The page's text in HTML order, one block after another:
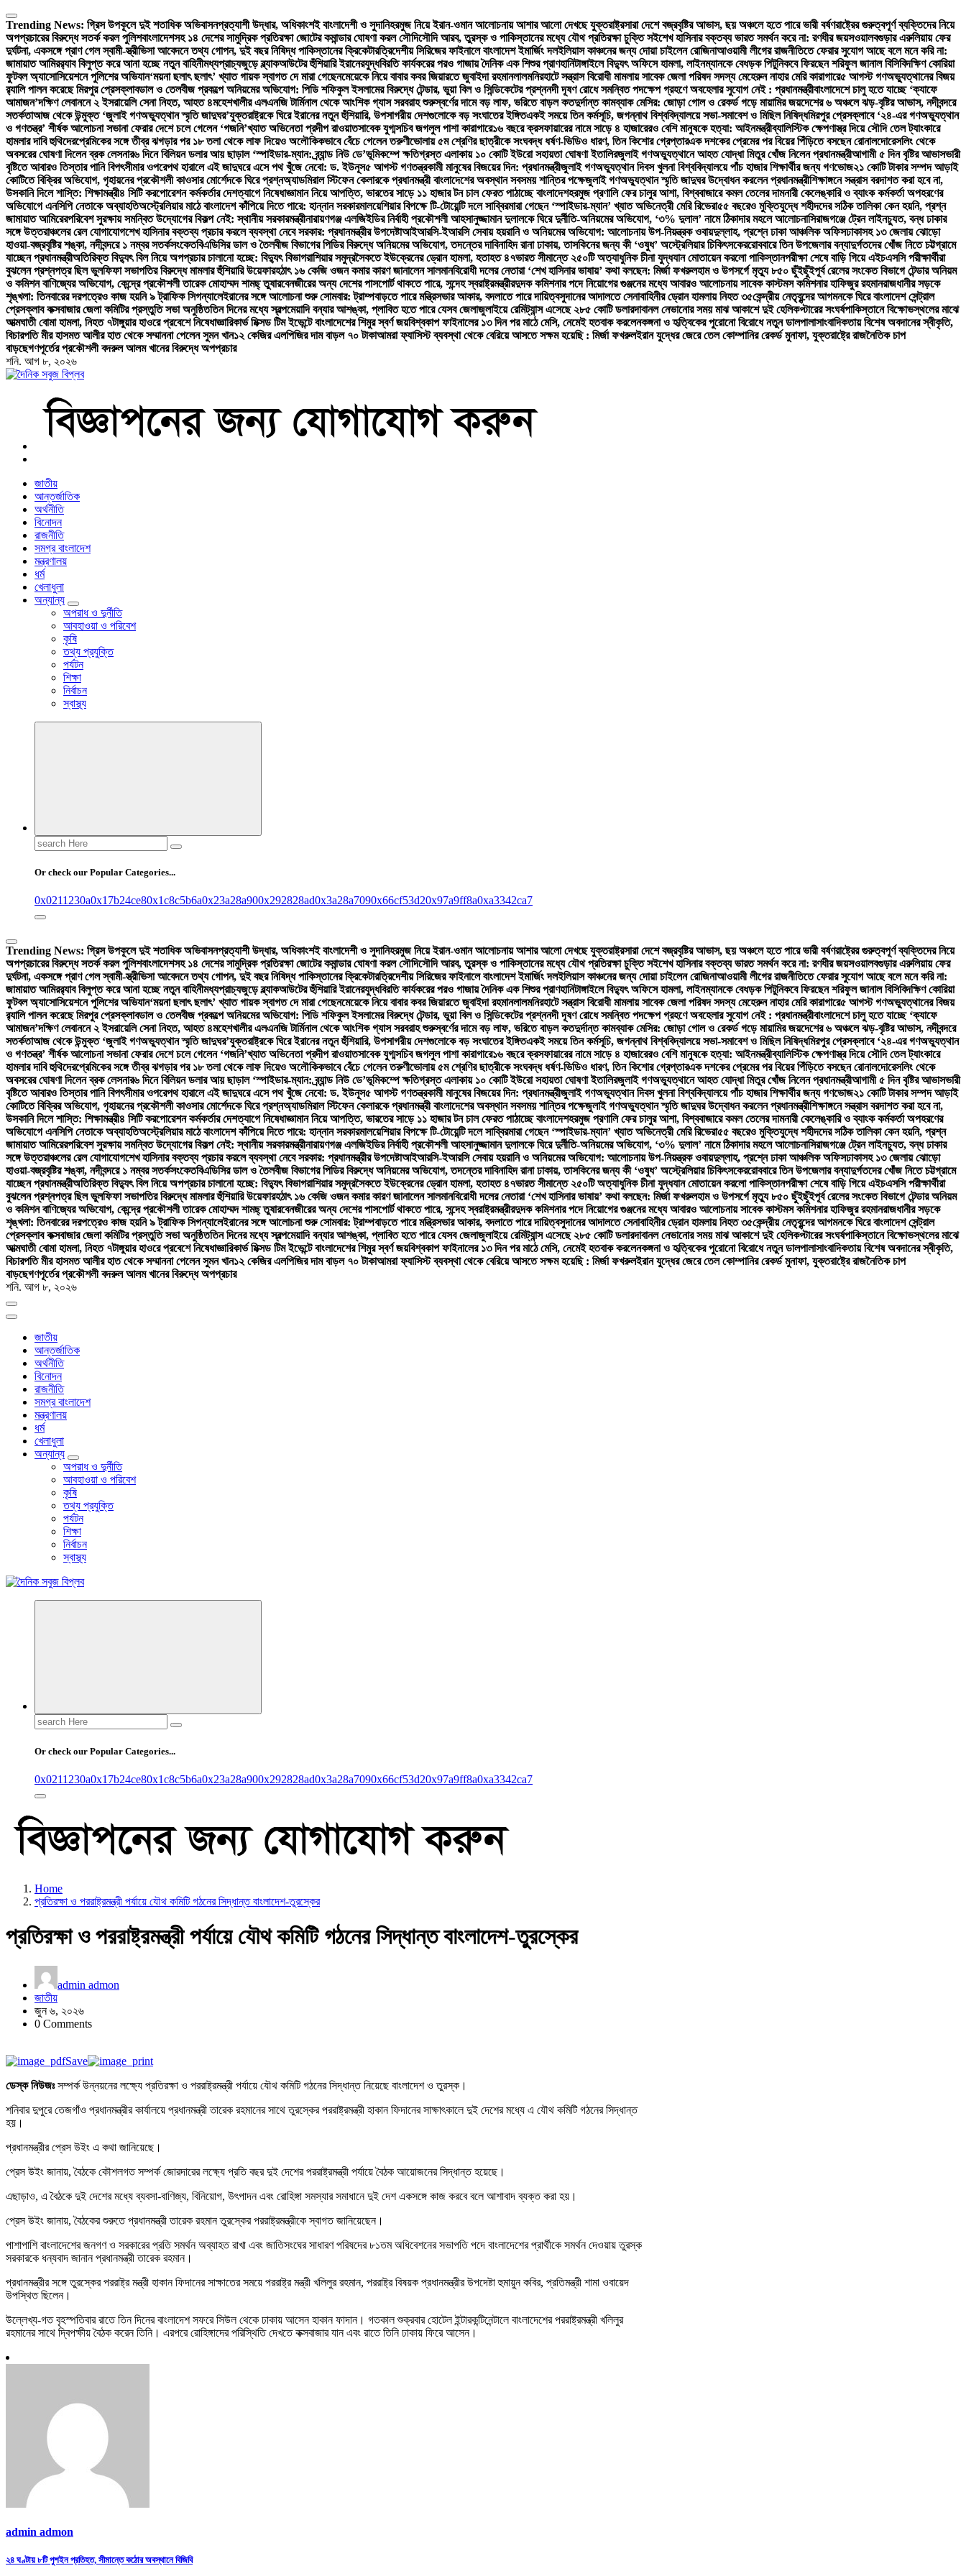
Skip
to
content
Trending News: গ্রিস উপকূলে দুই শতাধিক অভিবাসনপ্রত্যাশী উদ্ধার, অধিকাংশই বাংলাদেশী ও সুদানিহরমুজ নিয়ে ইরান-ওমান আলোচনায় আশার আলো দেখছে যুক্তরাষ্ট্রসারা দেশে বজ্রবৃষ্টির আভাস, ছয় অঞ্চলে হতে পারে ভারী বর্ষণরাষ্ট্রের গুরুত্বপূর্ণ ব্যক্তিদের নিয়ে
অপপ্রচারের বিরুদ্ধে সতর্ক করল পুলিশবাংলাদেশসহ ১৪ দেশের সামুদ্রিক প্রতিরক্ষা জোটের কমান্ডার ঘোষণা করল সৌদিসৌদি আরব, তুরস্ক ও পাকিস্তানের মধ্যে যৌথ প্রতিরক্ষা চুক্তি সইশেখ হাসিনার বক্তব্য ভারত সমর্থন করে না: রণধীর জয়সওয়ালবগুড়ার এরুলিয়ায় ফের
দুর্ঘটনা, একসঙ্গে প্রাণ গেল স্বামী-স্ত্রীভিসা আবেদনে তথ্য গোপন, দুই বছর নিষিদ্ধ পাকিস্তানের ক্রিকেটারত্রিদেশীয় সিরিজের ফাইনালে বাংলাদেশ ইমার্জিং দলইলিয়াস কাঞ্চনের জন্য দোয়া চাইলেন রোজিনাআওয়ামী লীগের রাজনীতিতে ফেরার সুযোগ আছে বলে মনে করি না:
জামায়াত আমিরর‍্যাব বিলুপ্ত করে আনা হচ্ছে নতুন বাহিনীমধ্যপ্রাচ্যজুড়ে ব্ল্যাকআউটের হুঁশিয়ারি ইরানেরযুদ্ধবিরতি কার্যকরের পরও গাজায় দৈনিক এক শিশুর প্রাণহানিটাঙ্গাইলে বিদ্যুৎ অফিসে হামলা, লাইনম্যানকে বেধড়ক পিটুনিকবে ফিরছেন শরিফুল জানাল বিসিবিদক্ষিণ কোরিয়া
ফুটবল অ্যাসোসিয়েশনে পুলিশের অভিযান‘ময়না ছলাৎ ছলাৎ’ খ্যাত গায়ক স্বাগত দে মারা গেছেনমেয়েকে নিয়ে বাবার কবর জিয়ারতে জুবাইদা রহমানলালমনিরহাটে সন্ত্রাস বিরোধী মামলায় সাবেক জেলা পরিষদ সদস্য মেহেরুন নাহার মেরি কারাগারে৫ আগস্ট গণঅভ্যুত্থানের বিজয়
র‍্যালি পালন করেছে মিরপুর প্রেসক্লাবডাল ও তেলবীজ প্রকল্পে অনিয়মের অভিযোগ: পিডি শফিকুল ইসলামের বিরুদ্ধে টেন্ডার, ভুয়া বিল ও সিন্ডিকেটের প্রশ্ননদী দূষণ রোধে সমন্বিত পদক্ষেপ গ্রহণে অবহেলার সুযোগ নেই : প্রধানমন্ত্রীবাংলাদেশে চালু হতে যাচ্ছে ‘ক্যাফে
আমাজন’দক্ষিণ লেবাননে ২ ইসরায়েলি সেনা নিহত, আহত ৪মহেশখালীর এলএনজি টার্মিনাল থেকে আংশিক গ্যাস সরবরাহ শুরুস্বর্ণের দামে বড় লাফ, ভরিতে বাড়ল কতদুর্দান্ত কামব্যাক মেসির: জোড়া গোল ও রেকর্ড গড়ে মায়ামির জয়দেশের ৬ অঞ্চলে ঝড়-বৃষ্টির আভাস, নদীবন্দরে
সতর্কতাআজ থেকে উন্মুক্ত ‘জুলাই গণঅভ্যুত্থান স্মৃতি জাদুঘর’যুক্তরাষ্ট্রকে ঘিরে ইরানের নতুন হুঁশিয়ারি, উপসাগরীয় দেশগুলোকে বড় সংঘাতের ইঙ্গিতএকই সময়ে তিন কর্মসূচি, জগন্নাথ বিশ্ববিদ্যালয়ে সভা-সমাবেশ ও মিছিল নিষিদ্ধমিরপুর প্রেসক্লাবে ‘২৪-এর গণঅভ্যুত্থান
ও গণতন্ত্র’ শীর্ষক আলোচনা সভানা ফেরার দেশে চলে গেলেন ‘গজনি’খ্যাত অভিনেতা প্রদীপ রাওয়াতসাবেক যুগ্মসচিব জগলুল পাশা কারাগারে১৬ বছরে ক্রসফায়ারের নামে সাড়ে ৪ হাজারেরও বেশি মানুষকে হত্যা: আইনমন্ত্রীব্যালিস্টিক ক্ষেপণাস্ত্র দিয়ে সৌদি তেল ট্যাংকারে
হামলার দাবি হুথিদেরপ্রেমিকের সঙ্গে তীব্র ঝগড়ার পর ১৮ তলা থেকে লাফ দিয়েও অলৌকিকভাবে বেঁচে গেলেন তরুণীভোলায় ৫ম শ্রেণির ছাত্রীকে সংঘবদ্ধ ধর্ষণ-ভিডিও ধারণ, তিন কিশোর গ্রেপ্তারএক দশকের প্রেমের পর বিয়ের পিঁড়িতে বসছেন রোনালদোরেসলিং থেকে
অবসরের ঘোষণা দিলেন ব্রক লেসনার৬ দিনে বিলিয়ন ডলার আয় ছাড়াল ‘স্পাইডার-ম্যান: ব্র্যান্ড নিউ ডে’ভূমিকম্পে ক্ষতিগ্রস্ত এলাকায় ১০ কোটি ইউরো সহায়তা ঘোষণা ইতালিরজুলাই গণঅভ্যুত্থানে আহত যোদ্ধা মিতুর খোঁজ নিলেন প্রধানমন্ত্রীআগামী ৫ দিন বৃষ্টির আভাসভারী
বৃষ্টিতে আবারও তিস্তার পানি বিপৎসীমার ওপরেপথ হারালে এই জাদুঘরে এসে পথ খুঁজে নেবো: ড. ইউনূস৫ আগস্ট গণতন্ত্রকামী মানুষের বিজয়ের দিন: প্রধানমন্ত্রীজুলাই গণঅভ্যুত্থান দিবস খুলনা বিশ্ববিদ্যালয়ে পাঁচ হাজার শিক্ষার্থীর জন্য গণভোজ২১ কোটি টাকার সম্পদ আড়াই
কোটিতে বিক্রির অভিযোগ, গৃহায়নের প্রকৌশলী কাওসার মোর্শেদকে ঘিরে প্রশ্নঅ্যাডমিরাল স্টিফেন কেলারকে প্রধানমন্ত্রী বাংলাদেশের অবস্থান সবসময় শান্তির পক্ষেজুলাই গণঅভ্যুত্থান স্মৃতি জাদুঘর উদ্বোধন করলেন প্রধানমন্ত্রীশিক্ষাঙ্গনে সন্ত্রাস বরদাশত করা হবে না,
উসকানি দিলে শাস্তি: শিক্ষামন্ত্রী৪ সিটি করপোরেশন কর্মকর্তার দেশত্যাগে নিষেধাজ্ঞামান নিয়ে আপত্তি, ভারতের সাড়ে ১১ হাজার টন চাল ফেরত পাঠাচ্ছে বাংলাদেশহরমুজ প্রণালি ফের চালুর আশা, বিশ্ববাজারে কমল তেলের দামনারী কেলেঙ্কারি ও ব্যাংক কর্মকর্তা অপহরণের
অভিযোগে এনসিপি নেতাকে অব্যাহতিঅস্ট্রেলিয়ার মাঠে বাংলাদেশ কাঁপিয়ে দিতে পারে: হান্নান সরকারমালয়েশিয়ার বিপক্ষে টি-টোয়েন্টি দলে সাব্বিরমারা গেছেন ‘স্পাইডার-ম্যান’ খ্যাত অভিনেত্রী মেরি রিভেরা৫৫ বছরেও মুক্তিযুদ্ধে শহীদদের সঠিক তালিকা কেন হয়নি, প্রশ্ন
জামায়াত আমিরেরপরিবেশ সুরক্ষায় সমন্বিত উদ্যোগের বিকল্প নেই: স্থানীয় সরকারমন্ত্রীনারায়ণগঞ্জ এলজিইডির নির্বাহী প্রকৌশলী আহসানুজ্জামান দুলালকে ঘিরে দুর্নীতি-অনিয়মের অভিযোগ, ‘৩% দুলাল’ নামে ঠিকাদার মহলে আলোচনাসিরাজগঞ্জে ট্রেন লাইনচ্যুত, বন্ধ ঢাকার
সঙ্গে উত্তরাঞ্চলের রেল যোগাযোগশেখ হাসিনার বক্তব্য প্রচার করলে ব্যবস্থা নেবে সরকার: প্রধানমন্ত্রীর উপদেষ্টাআইআরসি-ইআরসি সেবায় হয়রানি ও অনিয়মের অভিযোগ: আলোচনায় উপ-নিয়ন্ত্রক ওবায়দুল্লাহ, প্রশ্নে ঢাকা আঞ্চলিক অফিসঢাকাসহ ১৩ জেলায় ঝোড়ো
হাওয়া-বজ্রবৃষ্টির শঙ্কা, নদীবন্দরে ১ নম্বর সতর্কসংকেতবিএডিসির ডাল ও তৈলবীজ বিভাগের পিডির বিরুদ্ধে অনিয়মের অভিযোগ, তদন্তের দাবিনাহিদ রানা ঢাকায়, তাসকিনের জন্য কী ‘ওষুধ’ অস্ট্রেলিয়ার চিকিৎসকেররোববারে তিন উপজেলার বন্যাদুর্গতদের খোঁজ নিতে চট্টগ্রামে
যাচ্ছেন প্রধানমন্ত্রীঅতিরিক্ত বিদ্যুৎ বিল নিয়ে অপপ্রচার চালানো হচ্ছে: বিদ্যুৎ বিভাগরাশিয়ার সমুদ্রসৈকতে ইউক্রেনের ড্রোন হামলা, হতাহত ৪৭ভারত সীমান্তে ২৫০টি অত্যাধুনিক চীনা যুদ্ধযান মোতায়েন করলো পাকিস্তানপরীক্ষা শেষে বাড়ি গিয়ে এইচএসসি পরীক্ষার্থীরা
বুঝলেন প্রশ্নপত্র ছিল ভুলফিফা সভাপতির বিরুদ্ধে মামলার হুঁশিয়ারি উয়েফারহঠাৎ ১৬ কেজি ওজন কমার কারণ জানালেন সালমানবিরোধী দলের নেতারা ‘শেখ হাসিনার ভাষায়’ কথা বলছেন: মির্জা ফখরুলহাম ও উপসর্গে মৃত্যু ৮৫০ ছুঁইছুঁইপূর্ব রেলের সংকেত বিভাগে টেন্ডার অনিয়ম
ও কমিশন বাণিজ্যের অভিযোগ, কেন্দ্রে প্রকৌশলী তারেক মোহাম্মদ শামছ্ তুষারবেনজীরের অন্য দেশের পাসপোর্ট থাকতে পারে, সন্দেহ স্বরাষ্ট্রমন্ত্রীরদুদক কমিশনার পদে নিয়োগের গুঞ্জনের মধ্যে আবারও আলোচনায় সাবেক কাস্টমস কমিশনার হাফিজুর রহমানরাজধানীর সড়কে
শৃঙ্খলা: তিনবারের দরপত্রেও কাজ হয়নি ৯ ট্রাফিক সিগন্যালেইরানের সঙ্গে আলোচনা শুরু সোমবার: ট্রাম্পবাড়তে পারে মন্ত্রিসভার আকার, বদলাতে পারে দায়িত্বসুদানের আদালতে সেনাবাহিনীর ড্রোন হামলায় নিহত ৩৫কেন্দ্রীয় নেতৃবৃন্দের আগমনকে ঘিরে বাংলাদেশ সেন্ট্রাল
প্রেসক্লাব কক্সবাজার জেলা কমিটির প্রস্তুতি সভা অনুষ্ঠিততিন দিনের মধ্যে স্বল্পমেয়াদি বন্যার আশঙ্কা, প্লাবিত হতে পারে যেসব জেলাজুলাইয়ে রেমিট্যান্স এসেছে ২৮৫ কোটি ডলারদাবানল নেভানোর সময় মাঝ আকাশে দুই হেলিকপ্টারের সংঘর্ষপাকিস্তানে বিক্ষোভস্থলের মাঝে
আত্মঘাতী বোমা হামলা, নিহত ৭টাঙ্গুয়ার হাওরে প্রবেশে নিষেধাজ্ঞারিকার্ভ মিক্সড টিম ইভেন্টে বাংলাদেশের শিমুর স্বর্ণ জয়বিশ্বকাপ ফাইনালের ১৩ দিন পর মাঠে মেসি, নেমেই হতবাক করলেনকঙ্গনা ও হৃত্বিকের পুরোনো বিরোধে নতুন ডালপালাসাংবাদিকতায় বিশেষ অবদানের স্বীকৃতি,
বিচারপতি মীর হাসমত আলীর হাত থেকে সম্মাননা পেলেন সুমন খান১২ কেজির এলপিজির দাম বাড়ল ৭০ টাকাআমরা ফ্যাসিস্ট ব্যবস্থা থেকে বেরিয়ে আসতে সক্ষম হয়েছি : মির্জা ফখরুলইরান যুদ্ধের জেরে তেল কোম্পানির রেকর্ড মুনাফা, যুক্তরাষ্ট্রে রাজনৈতিক চাপ
বাড়ছেগণপূর্তের প্রকৌশলী বদরুল আলম খানের বিরুদ্ধে অপপ্রচার
শনি. আগ ৮, ২০২৬
বাংলা নিউজ পেপার
জাতীয়
আন্তর্জাতিক
অর্থনীতি
বিনোদন
রাজনীতি
সমগ্র বাংলাদেশ
মন্ত্রণালয়
ধর্ম
খেলাধুলা
অন্যান্য
অপরাধ ও দুর্নীতি
আবহাওয়া ও পরিবেশ
কৃষি
তথ্য প্রযুক্তি
পর্যটন
শিক্ষা
নির্বাচন
স্বাস্থ্য
Search
for:
Or check our Popular Categories...
0x0211230a0x17b24ce80x1c8c5b6a0x23a28a900x292828ad0x3a28a7090x66cf53d20x97a9ff8a0xa3342ca7
Trending News: গ্রিস উপকূলে দুই শতাধিক অভিবাসনপ্রত্যাশী উদ্ধার, অধিকাংশই বাংলাদেশী ও সুদানিহরমুজ নিয়ে ইরান-ওমান আলোচনায় আশার আলো দেখছে যুক্তরাষ্ট্রসারা দেশে বজ্রবৃষ্টির আভাস, ছয় অঞ্চলে হতে পারে ভারী বর্ষণরাষ্ট্রের গুরুত্বপূর্ণ ব্যক্তিদের নিয়ে
অপপ্রচারের বিরুদ্ধে সতর্ক করল পুলিশবাংলাদেশসহ ১৪ দেশের সামুদ্রিক প্রতিরক্ষা জোটের কমান্ডার ঘোষণা করল সৌদিসৌদি আরব, তুরস্ক ও পাকিস্তানের মধ্যে যৌথ প্রতিরক্ষা চুক্তি সইশেখ হাসিনার বক্তব্য ভারত সমর্থন করে না: রণধীর জয়সওয়ালবগুড়ার এরুলিয়ায় ফের
দুর্ঘটনা, একসঙ্গে প্রাণ গেল স্বামী-স্ত্রীভিসা আবেদনে তথ্য গোপন, দুই বছর নিষিদ্ধ পাকিস্তানের ক্রিকেটারত্রিদেশীয় সিরিজের ফাইনালে বাংলাদেশ ইমার্জিং দলইলিয়াস কাঞ্চনের জন্য দোয়া চাইলেন রোজিনাআওয়ামী লীগের রাজনীতিতে ফেরার সুযোগ আছে বলে মনে করি না:
জামায়াত আমিরর‍্যাব বিলুপ্ত করে আনা হচ্ছে নতুন বাহিনীমধ্যপ্রাচ্যজুড়ে ব্ল্যাকআউটের হুঁশিয়ারি ইরানেরযুদ্ধবিরতি কার্যকরের পরও গাজায় দৈনিক এক শিশুর প্রাণহানিটাঙ্গাইলে বিদ্যুৎ অফিসে হামলা, লাইনম্যানকে বেধড়ক পিটুনিকবে ফিরছেন শরিফুল জানাল বিসিবিদক্ষিণ কোরিয়া
ফুটবল অ্যাসোসিয়েশনে পুলিশের অভিযান‘ময়না ছলাৎ ছলাৎ’ খ্যাত গায়ক স্বাগত দে মারা গেছেনমেয়েকে নিয়ে বাবার কবর জিয়ারতে জুবাইদা রহমানলালমনিরহাটে সন্ত্রাস বিরোধী মামলায় সাবেক জেলা পরিষদ সদস্য মেহেরুন নাহার মেরি কারাগারে৫ আগস্ট গণঅভ্যুত্থানের বিজয়
র‍্যালি পালন করেছে মিরপুর প্রেসক্লাবডাল ও তেলবীজ প্রকল্পে অনিয়মের অভিযোগ: পিডি শফিকুল ইসলামের বিরুদ্ধে টেন্ডার, ভুয়া বিল ও সিন্ডিকেটের প্রশ্ননদী দূষণ রোধে সমন্বিত পদক্ষেপ গ্রহণে অবহেলার সুযোগ নেই : প্রধানমন্ত্রীবাংলাদেশে চালু হতে যাচ্ছে ‘ক্যাফে
আমাজন’দক্ষিণ লেবাননে ২ ইসরায়েলি সেনা নিহত, আহত ৪মহেশখালীর এলএনজি টার্মিনাল থেকে আংশিক গ্যাস সরবরাহ শুরুস্বর্ণের দামে বড় লাফ, ভরিতে বাড়ল কতদুর্দান্ত কামব্যাক মেসির: জোড়া গোল ও রেকর্ড গড়ে মায়ামির জয়দেশের ৬ অঞ্চলে ঝড়-বৃষ্টির আভাস, নদীবন্দরে
সতর্কতাআজ থেকে উন্মুক্ত ‘জুলাই গণঅভ্যুত্থান স্মৃতি জাদুঘর’যুক্তরাষ্ট্রকে ঘিরে ইরানের নতুন হুঁশিয়ারি, উপসাগরীয় দেশগুলোকে বড় সংঘাতের ইঙ্গিতএকই সময়ে তিন কর্মসূচি, জগন্নাথ বিশ্ববিদ্যালয়ে সভা-সমাবেশ ও মিছিল নিষিদ্ধমিরপুর প্রেসক্লাবে ‘২৪-এর গণঅভ্যুত্থান
ও গণতন্ত্র’ শীর্ষক আলোচনা সভানা ফেরার দেশে চলে গেলেন ‘গজনি’খ্যাত অভিনেতা প্রদীপ রাওয়াতসাবেক যুগ্মসচিব জগলুল পাশা কারাগারে১৬ বছরে ক্রসফায়ারের নামে সাড়ে ৪ হাজারেরও বেশি মানুষকে হত্যা: আইনমন্ত্রীব্যালিস্টিক ক্ষেপণাস্ত্র দিয়ে সৌদি তেল ট্যাংকারে
হামলার দাবি হুথিদেরপ্রেমিকের সঙ্গে তীব্র ঝগড়ার পর ১৮ তলা থেকে লাফ দিয়েও অলৌকিকভাবে বেঁচে গেলেন তরুণীভোলায় ৫ম শ্রেণির ছাত্রীকে সংঘবদ্ধ ধর্ষণ-ভিডিও ধারণ, তিন কিশোর গ্রেপ্তারএক দশকের প্রেমের পর বিয়ের পিঁড়িতে বসছেন রোনালদোরেসলিং থেকে
অবসরের ঘোষণা দিলেন ব্রক লেসনার৬ দিনে বিলিয়ন ডলার আয় ছাড়াল ‘স্পাইডার-ম্যান: ব্র্যান্ড নিউ ডে’ভূমিকম্পে ক্ষতিগ্রস্ত এলাকায় ১০ কোটি ইউরো সহায়তা ঘোষণা ইতালিরজুলাই গণঅভ্যুত্থানে আহত যোদ্ধা মিতুর খোঁজ নিলেন প্রধানমন্ত্রীআগামী ৫ দিন বৃষ্টির আভাসভারী
বৃষ্টিতে আবারও তিস্তার পানি বিপৎসীমার ওপরেপথ হারালে এই জাদুঘরে এসে পথ খুঁজে নেবো: ড. ইউনূস৫ আগস্ট গণতন্ত্রকামী মানুষের বিজয়ের দিন: প্রধানমন্ত্রীজুলাই গণঅভ্যুত্থান দিবস খুলনা বিশ্ববিদ্যালয়ে পাঁচ হাজার শিক্ষার্থীর জন্য গণভোজ২১ কোটি টাকার সম্পদ আড়াই
কোটিতে বিক্রির অভিযোগ, গৃহায়নের প্রকৌশলী কাওসার মোর্শেদকে ঘিরে প্রশ্নঅ্যাডমিরাল স্টিফেন কেলারকে প্রধানমন্ত্রী বাংলাদেশের অবস্থান সবসময় শান্তির পক্ষেজুলাই গণঅভ্যুত্থান স্মৃতি জাদুঘর উদ্বোধন করলেন প্রধানমন্ত্রীশিক্ষাঙ্গনে সন্ত্রাস বরদাশত করা হবে না,
উসকানি দিলে শাস্তি: শিক্ষামন্ত্রী৪ সিটি করপোরেশন কর্মকর্তার দেশত্যাগে নিষেধাজ্ঞামান নিয়ে আপত্তি, ভারতের সাড়ে ১১ হাজার টন চাল ফেরত পাঠাচ্ছে বাংলাদেশহরমুজ প্রণালি ফের চালুর আশা, বিশ্ববাজারে কমল তেলের দামনারী কেলেঙ্কারি ও ব্যাংক কর্মকর্তা অপহরণের
অভিযোগে এনসিপি নেতাকে অব্যাহতিঅস্ট্রেলিয়ার মাঠে বাংলাদেশ কাঁপিয়ে দিতে পারে: হান্নান সরকারমালয়েশিয়ার বিপক্ষে টি-টোয়েন্টি দলে সাব্বিরমারা গেছেন ‘স্পাইডার-ম্যান’ খ্যাত অভিনেত্রী মেরি রিভেরা৫৫ বছরেও মুক্তিযুদ্ধে শহীদদের সঠিক তালিকা কেন হয়নি, প্রশ্ন
জামায়াত আমিরেরপরিবেশ সুরক্ষায় সমন্বিত উদ্যোগের বিকল্প নেই: স্থানীয় সরকারমন্ত্রীনারায়ণগঞ্জ এলজিইডির নির্বাহী প্রকৌশলী আহসানুজ্জামান দুলালকে ঘিরে দুর্নীতি-অনিয়মের অভিযোগ, ‘৩% দুলাল’ নামে ঠিকাদার মহলে আলোচনাসিরাজগঞ্জে ট্রেন লাইনচ্যুত, বন্ধ ঢাকার
সঙ্গে উত্তরাঞ্চলের রেল যোগাযোগশেখ হাসিনার বক্তব্য প্রচার করলে ব্যবস্থা নেবে সরকার: প্রধানমন্ত্রীর উপদেষ্টাআইআরসি-ইআরসি সেবায় হয়রানি ও অনিয়মের অভিযোগ: আলোচনায় উপ-নিয়ন্ত্রক ওবায়দুল্লাহ, প্রশ্নে ঢাকা আঞ্চলিক অফিসঢাকাসহ ১৩ জেলায় ঝোড়ো
হাওয়া-বজ্রবৃষ্টির শঙ্কা, নদীবন্দরে ১ নম্বর সতর্কসংকেতবিএডিসির ডাল ও তৈলবীজ বিভাগের পিডির বিরুদ্ধে অনিয়মের অভিযোগ, তদন্তের দাবিনাহিদ রানা ঢাকায়, তাসকিনের জন্য কী ‘ওষুধ’ অস্ট্রেলিয়ার চিকিৎসকেররোববারে তিন উপজেলার বন্যাদুর্গতদের খোঁজ নিতে চট্টগ্রামে
যাচ্ছেন প্রধানমন্ত্রীঅতিরিক্ত বিদ্যুৎ বিল নিয়ে অপপ্রচার চালানো হচ্ছে: বিদ্যুৎ বিভাগরাশিয়ার সমুদ্রসৈকতে ইউক্রেনের ড্রোন হামলা, হতাহত ৪৭ভারত সীমান্তে ২৫০টি অত্যাধুনিক চীনা যুদ্ধযান মোতায়েন করলো পাকিস্তানপরীক্ষা শেষে বাড়ি গিয়ে এইচএসসি পরীক্ষার্থীরা
বুঝলেন প্রশ্নপত্র ছিল ভুলফিফা সভাপতির বিরুদ্ধে মামলার হুঁশিয়ারি উয়েফারহঠাৎ ১৬ কেজি ওজন কমার কারণ জানালেন সালমানবিরোধী দলের নেতারা ‘শেখ হাসিনার ভাষায়’ কথা বলছেন: মির্জা ফখরুলহাম ও উপসর্গে মৃত্যু ৮৫০ ছুঁইছুঁইপূর্ব রেলের সংকেত বিভাগে টেন্ডার অনিয়ম
ও কমিশন বাণিজ্যের অভিযোগ, কেন্দ্রে প্রকৌশলী তারেক মোহাম্মদ শামছ্ তুষারবেনজীরের অন্য দেশের পাসপোর্ট থাকতে পারে, সন্দেহ স্বরাষ্ট্রমন্ত্রীরদুদক কমিশনার পদে নিয়োগের গুঞ্জনের মধ্যে আবারও আলোচনায় সাবেক কাস্টমস কমিশনার হাফিজুর রহমানরাজধানীর সড়কে
শৃঙ্খলা: তিনবারের দরপত্রেও কাজ হয়নি ৯ ট্রাফিক সিগন্যালেইরানের সঙ্গে আলোচনা শুরু সোমবার: ট্রাম্পবাড়তে পারে মন্ত্রিসভার আকার, বদলাতে পারে দায়িত্বসুদানের আদালতে সেনাবাহিনীর ড্রোন হামলায় নিহত ৩৫কেন্দ্রীয় নেতৃবৃন্দের আগমনকে ঘিরে বাংলাদেশ সেন্ট্রাল
প্রেসক্লাব কক্সবাজার জেলা কমিটির প্রস্তুতি সভা অনুষ্ঠিততিন দিনের মধ্যে স্বল্পমেয়াদি বন্যার আশঙ্কা, প্লাবিত হতে পারে যেসব জেলাজুলাইয়ে রেমিট্যান্স এসেছে ২৮৫ কোটি ডলারদাবানল নেভানোর সময় মাঝ আকাশে দুই হেলিকপ্টারের সংঘর্ষপাকিস্তানে বিক্ষোভস্থলের মাঝে
আত্মঘাতী বোমা হামলা, নিহত ৭টাঙ্গুয়ার হাওরে প্রবেশে নিষেধাজ্ঞারিকার্ভ মিক্সড টিম ইভেন্টে বাংলাদেশের শিমুর স্বর্ণ জয়বিশ্বকাপ ফাইনালের ১৩ দিন পর মাঠে মেসি, নেমেই হতবাক করলেনকঙ্গনা ও হৃত্বিকের পুরোনো বিরোধে নতুন ডালপালাসাংবাদিকতায় বিশেষ অবদানের স্বীকৃতি,
বিচারপতি মীর হাসমত আলীর হাত থেকে সম্মাননা পেলেন সুমন খান১২ কেজির এলপিজির দাম বাড়ল ৭০ টাকাআমরা ফ্যাসিস্ট ব্যবস্থা থেকে বেরিয়ে আসতে সক্ষম হয়েছি : মির্জা ফখরুলইরান যুদ্ধের জেরে তেল কোম্পানির রেকর্ড মুনাফা, যুক্তরাষ্ট্রে রাজনৈতিক চাপ
বাড়ছেগণপূর্তের প্রকৌশলী বদরুল আলম খানের বিরুদ্ধে অপপ্রচার
শনি. আগ ৮, ২০২৬
জাতীয়
আন্তর্জাতিক
অর্থনীতি
বিনোদন
রাজনীতি
সমগ্র বাংলাদেশ
মন্ত্রণালয়
ধর্ম
খেলাধুলা
অন্যান্য
অপরাধ ও দুর্নীতি
আবহাওয়া ও পরিবেশ
কৃষি
তথ্য প্রযুক্তি
পর্যটন
শিক্ষা
নির্বাচন
স্বাস্থ্য
বাংলা নিউজ পেপার
Search
for:
Or check our Popular Categories...
0x0211230a0x17b24ce80x1c8c5b6a0x23a28a900x292828ad0x3a28a7090x66cf53d20x97a9ff8a0xa3342ca7
Home
প্রতিরক্ষা ও পররাষ্ট্রমন্ত্রী পর্যায়ে যৌথ কমিটি গঠনের সিদ্ধান্ত বাংলাদেশ-তুরস্কের
প্রতিরক্ষা ও পররাষ্ট্রমন্ত্রী পর্যায়ে যৌথ কমিটি গঠনের সিদ্ধান্ত বাংলাদেশ-তুরস্কের
admin admon
জাতীয়
জুন ৬, ২০২৬
0 Comments
Save
ডেস্ক নিউজঃসম্পর্ক উন্নয়নের লক্ষ্যে প্রতিরক্ষা ও পররাষ্ট্রমন্ত্রী পর্যায়ে যৌথ কমিটি গঠনের সিদ্ধান্ত নিয়েছে বাংলাদেশ ও তুরস্ক।
শনিবার দুপুরে তেজগাঁও প্রধানমন্ত্রীর কার্যালয়ে প্রধানমন্ত্রী তারেক রহমানের সাথে তুরস্কের পররাষ্ট্রমন্ত্রী হাকান ফিদানের সাক্ষাৎকালে দুই দেশের মধ্যে এ যৌথ কমিটি গঠনের সিদ্ধান্ত
হয়।
প্রধানমন্ত্রীর প্রেস উইং এ কথা জানিয়েছে।
প্রেস উইং জানায়, বৈঠকে কৌশলগত সম্পর্ক জোরদারের লক্ষ্যে প্রতি বছর দুই দেশের পররাষ্ট্রমন্ত্রী পর্যায়ে বৈঠক আয়োজনের সিদ্ধান্ত হয়েছে।
এছাড়াও, এ বৈঠকে দুই দেশের মধ্যে ব্যবসা-বাণিজ্য, বিনিয়োগ, উৎপাদন এবং রোহিঙ্গা সমস্যার সমাধানে দুই দেশ একসঙ্গে কাজ করবে বলে আশাবাদ ব্যক্ত করা হয়।
প্রেস উইং জানায়, বৈঠকের শুরুতে প্রধানমন্ত্রী তারেক রহমান তুরস্কের পররাষ্ট্রমন্ত্রীকে স্বাগত জানিয়েছেন।
পাশাপাশি বাংলাদেশের জনগণ ও সরকারের প্রতি সমর্থন অব্যাহত রাখা এবং জাতিসংঘের সাধারণ পরিষদের ৮১তম অধিবেশনের সভাপতি পদে বাংলাদেশের প্রার্থীকে সমর্থন দেওয়ায় তুরস্ক
সরকারকে ধন্যবাদ জানান প্রধানমন্ত্রী তারেক রহমান।
প্রধানমন্ত্রীর সঙ্গে তুরস্কের পররাষ্ট্র মন্ত্রী হাকান ফিদানের সাক্ষাতের সময়ে পররাষ্ট্র মন্ত্রী খলিলুর রহমান, পররাষ্ট্র বিষয়ক প্রধানমন্ত্রীর উপদেষ্টা হুমায়ুন কবির, প্রতিমন্ত্রী শামা ওবায়েদ
উপস্থিত ছিলেন।
উল্লেখ্য-গত বৃহস্পতিবার রাতে তিন দিনের বাংলাদেশ সফরে সিউল থেকে ঢাকায় আসেন হাকান ফাদান। গতকাল শুক্রবার হোটেল ইন্টারকন্টিনেন্টালে বাংলাদেশের পররাষ্ট্রমন্ত্রী খলিলুর
রহমানের সাথে দ্বিপক্ষীয় বৈঠক করেন তিনি। এরপরে রোহিঙ্গাদের পরিস্থিতি দেখতে কক্সবাজার যান এবং রাতে তিনি ঢাকায় ফিরে আসেন।
admin admon
Post
২৪ ঘণ্টায় ৮টি পুশইন প্রতিহত, সীমান্তে কঠোর অবস্থানে বিজিবি